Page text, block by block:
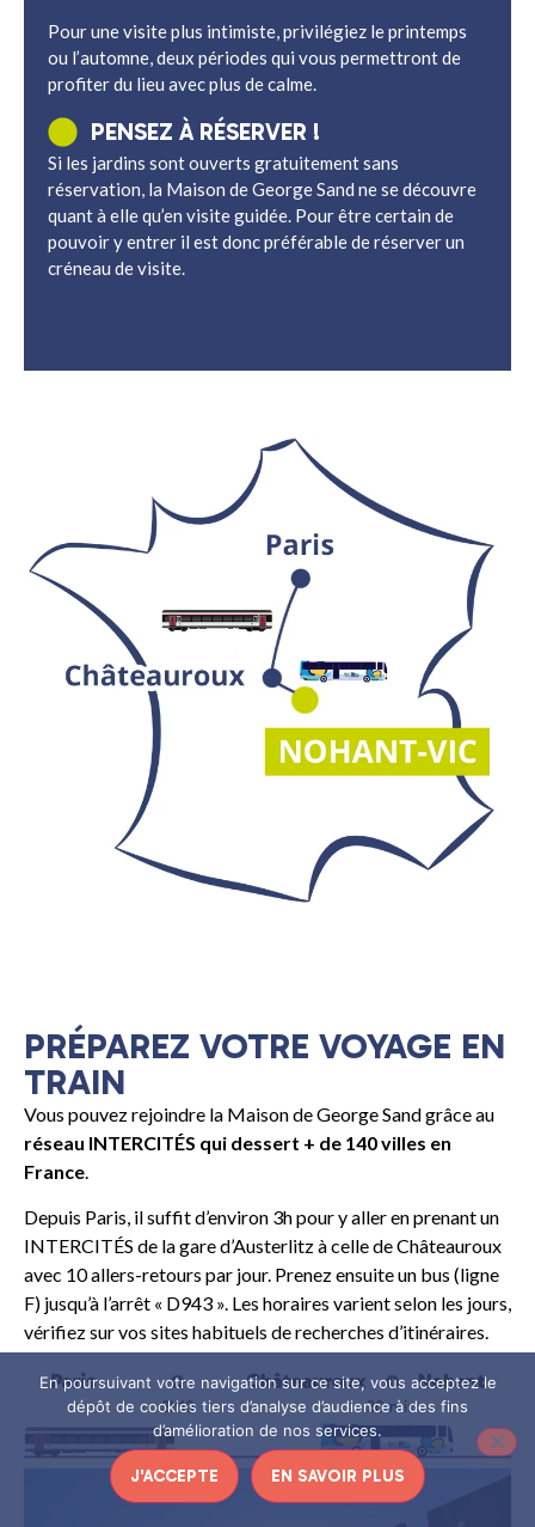
Pour une visite plus intimiste, privilégiez le printemps
ou l’automne, deux périodes qui vous permettront de
profiter du lieu avec plus de calme.
PENSEZ À RÉSERVER !
Si les jardins sont ouverts gratuitement sans
réservation, la Maison de George Sand ne se découvre
quant à elle qu’en visite guidée. Pour être certain de
pouvoir y entrer il est donc préférable de réserver un
créneau de visite.
PRÉPAREZ VOTRE VOYAGE EN
TRAIN
Vous pouvez rejoindre la Maison de George Sand grâce au
réseau INTERCITÉS qui dessert + de 140 villes en
France
Depuis Paris, il suffit d’environ 3h pour y aller en prenant un
INTERCITÉS de la gare d’Austerlitz à celle de Châteauroux
avec 10 allers-retours par jour. Prenez ensuite un bus (ligne
F) jusqu’à l’arrêt « D943 ». Les horaires varient selon les jours,
vérifiez sur vos sites habituels de recherches d’itinéraires.
En poursuivant votre navigation sur ce site, vous acceptez le
dépôt de cookies tiers d’analyse d’audience à des fins
d’amélioration de nos services.
J'ACCEPTE EN SAVOIR PLUS